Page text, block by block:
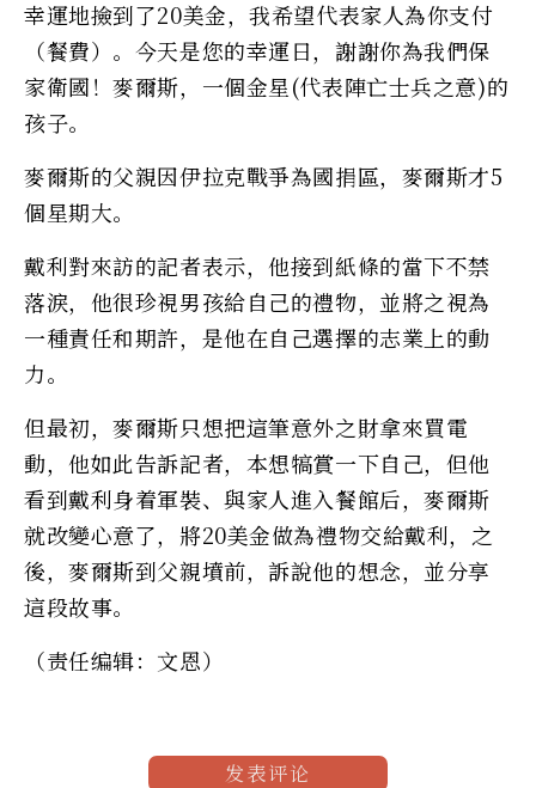
幸運地撿到了20美金，我希望代表家人為你支付
（餐費）。今天是您的幸運日，謝謝你為我們保
家衛國！麥爾斯，一個金星(代表陣亡士兵之意)的
孩子。
麥爾斯的父親因伊拉克戰爭為國捐區，麥爾斯才5
個星期大。
戴利對來訪的記者表示，他接到紙條的當下不禁
落淚，他很珍視男孩給自己的禮物，並將之視為
一種責任和期許，是他在自己選擇的志業上的動
力。
但最初，麥爾斯只想把這筆意外之財拿來買電
動，他如此告訴記者，本想犒賞一下自己，但他
看到戴利身着軍裝、與家人進入餐館后，麥爾斯
就改變心意了，將20美金做為禮物交給戴利，之
後，麥爾斯到父親墳前，訴說他的想念，並分享
這段故事。
（责任编辑：文恩）
发表评论